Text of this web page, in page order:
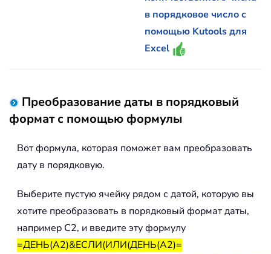
в порядковое число с
помощью Kutools для
Excel
Преобразование даты в порядковый
формат с помощью формулы
Вот формула, которая поможет вам преобразовать
дату в порядковую.
Выберите пустую ячейку рядом с датой, которую вы
хотите преобразовать в порядковый формат даты,
например C2, и введите эту формулу
=ДЕНЬ(A2)&ЕСЛИ(ИЛИ(ДЕНЬ(A2)=